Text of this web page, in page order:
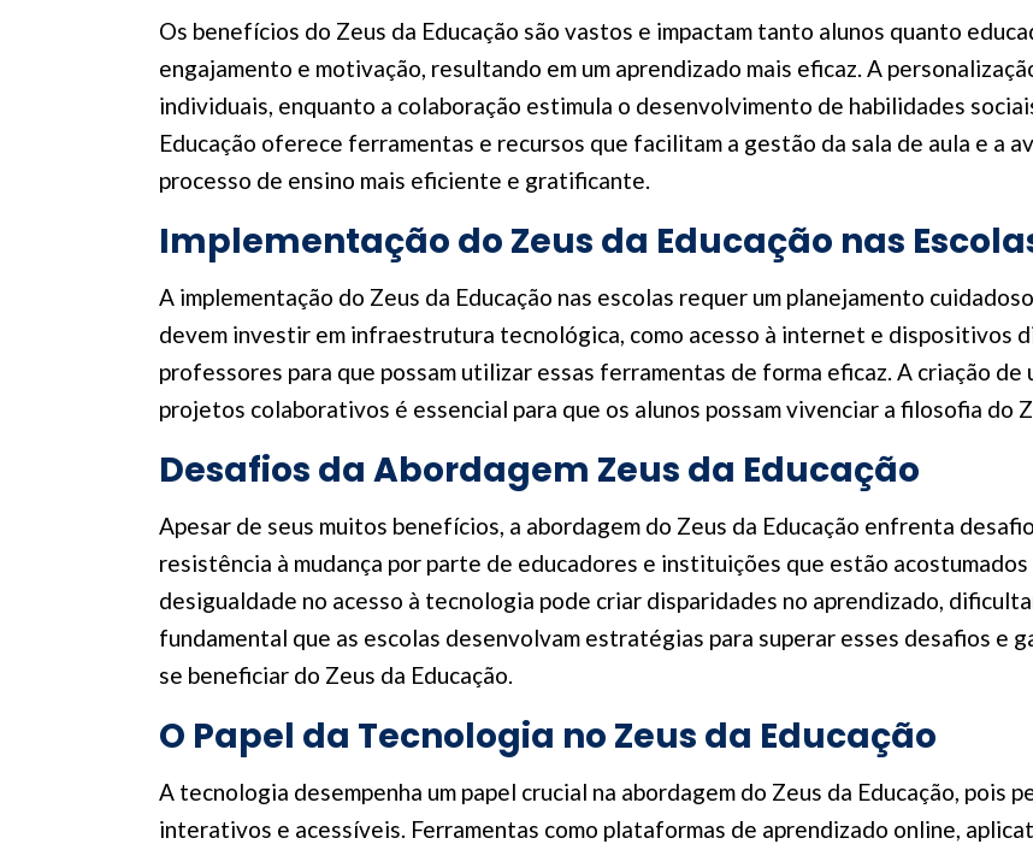
Os benefícios do Zeus da Educação são vastos e impactam tanto alunos quanto
engajamento e motivação, resultando em um aprendizado mais eficaz. A
individuais, enquanto a colaboração estimula o desenvolvimento de habilidades
Educação oferece ferramentas e recursos que facilitam a gestão da sala de aula e a
processo de ensino mais eficiente e gratificante.
Implementação do Zeus da Educação nas
A implementação do Zeus da Educação nas escolas requer um planejamento
devem investir em infraestrutura tecnológica, como acesso à internet e dispositivos
professores para que possam utilizar essas ferramentas de forma eficaz. A criação
projetos colaborativos é essencial para que os alunos possam vivenciar a filosofia do
Desafios da Abordagem Zeus da Educação
Apesar de seus muitos benefícios, a abordagem do Zeus da Educação enfrenta
resistência à mudança por parte de educadores e instituições que estão
desigualdade no acesso à tecnologia pode criar disparidades no aprendizado,
fundamental que as escolas desenvolvam estratégias para superar esses desafios e
se beneficiar do Zeus da Educação.
O Papel da Tecnologia no Zeus da Educação
A tecnologia desempenha um papel crucial na abordagem do Zeus da Educação, pois
interativos e acessíveis. Ferramentas como plataformas de aprendizado online,